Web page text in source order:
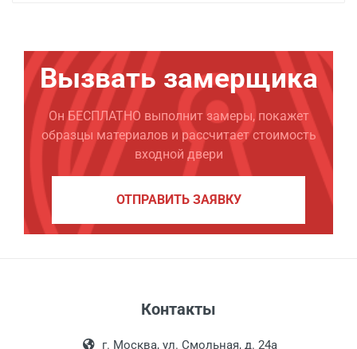
Вызвать замерщика
Он БЕСПЛАТНО выполнит замеры, покажет
образцы материалов и рассчитает стоимость
входной двери
ОТПРАВИТЬ ЗАЯВКУ
Контакты
г. Москва, ул. Смольная, д. 24а